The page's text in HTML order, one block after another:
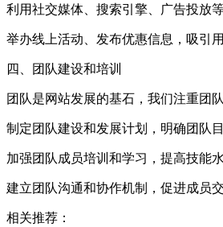
利用社交媒体、搜索引擎、广告投放
举办线上活动、发布优惠信息，吸引
四、团队建设和培训
团队是网站发展的基石，我们注重团
制定团队建设和发展计划，明确团队
加强团队成员培训和学习，提高技能
建立团队沟通和协作机制，促进成员
相关推荐：